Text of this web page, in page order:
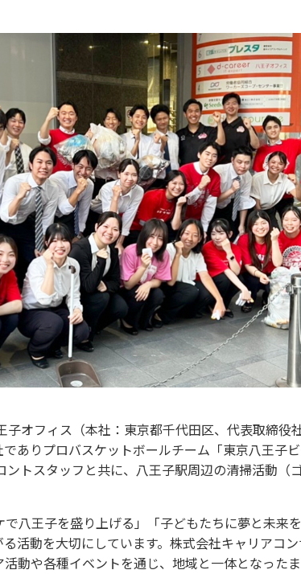
オフィス（本社：東京都千代田区、代表取締役
ありプロバスケットボールチーム「東京八王子
トスタッフと共に、八王子駅周辺の清掃活動（
八王子を盛り上げる」「子どもたちに夢と未来
活動を大切にしています。株式会社キャリアコ
動や各種イベントを通じ、地域と一体となった